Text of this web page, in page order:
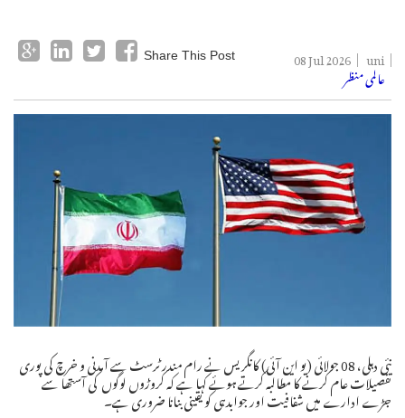
Share This Post 08 Jul 2026 uni
عالمی منظر
نئی دہلی، 08 جولائی (یو این آئی) کانگریس نے رام مندر ٹرسٹ سے آمدنی و خرچ کی پوری
تفصیلات عام کرنے کا مطالبہ کرتے ہوئے کہا ہے کہ کروڑوں لوگوں کی آستھا سے
جڑے ادارے میں شفافیت اور جوابدہی کو یقینی بنانا ضروری ہے۔